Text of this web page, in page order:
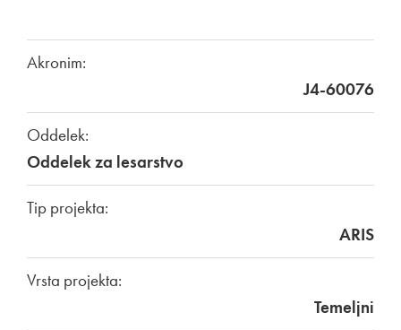
Akronim:
J4-60076
Oddelek:
Oddelek za lesarstvo
Tip projekta:
ARIS
Vrsta projekta:
Temeljni